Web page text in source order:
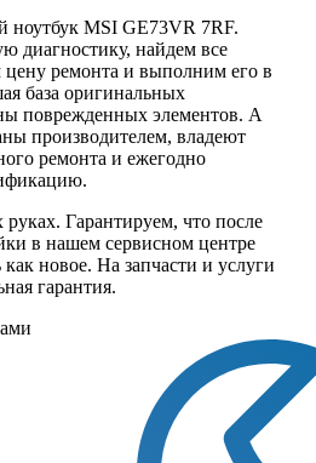
ноутбук MSI GE73VR 7RF.
диагностику, найдем все
цену ремонта и выполним его в
база оригинальных
поврежденных элементов. А
производителем, владеют
ремонта и ежегодно
Гарантируем, что после
в нашем сервисном центре
как новое. На запчасти и услуги
гарантия.